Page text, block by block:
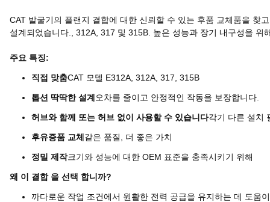
CAT 발굴기의 플랜지 결합에 대한 신뢰할 수 있는 후품 교체품을 찾
설계되었습니다., 312A, 317 및 315B. 높은 성능과 장기 내구성을
주요 특징:
직접 맞춤CAT 모델 E312A, 312A, 317, 315B
톱션 딱딱한 설계 오차를 줄이고 안정적인 작동을 보장합니다.
허브와 함께 또는 허브 없이 사용할 수 있습니다각기 다른 설치
후유증품 교체 같은 품질, 더 좋은 가치
정밀 제작크기와 성능에 대한 OEM 표준을 충족시키기 위해
왜 이 결합 을 선택 합니까?
까다로운 작업 조건에서 원활한 전력 공급을 유지하는 데 도움